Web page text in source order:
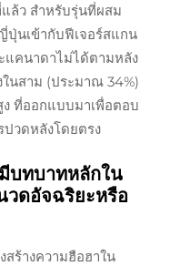
ล้ว สำหรับรุ่นที่ผสม
ปุ่นเข้ากับฟีเจอร์สแกน
แคนาดาไม่ได้ตามหลัง
นสาม (ประมาณ 34%)
ที่ออกแบบมาเพื่อตอบ
ปวดหลังโดยตรง
บทบาทหลักใน
ดอัจฉริยะหรือ
สร้างความฮือฮาใน